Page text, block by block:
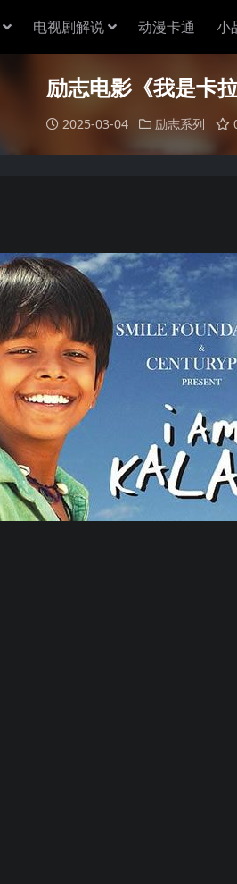
电视剧解说 动漫卡通 小
励志电影《我是卡
2025-03-04 励志系列